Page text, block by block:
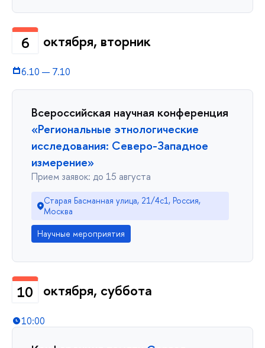
6 октября, вторник
6.10 — 7.10
Всероссийская научная конференция
«Региональные этнологические
исследования: Северо-Западное
измерение»
Прием заявок: до 15 августа
Старая Басманная улица, 21/4с1, Россия,
Москва
Научные мероприятия
10 октября, суббота
10:00